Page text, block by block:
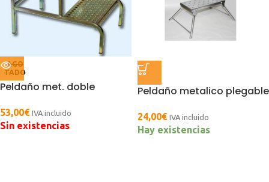
AGO
TADO
Peldaño met. doble
53,00€ IVA incluido
Sin existencias
Peldaño metalico plegable
24,00€ IVA incluido
Hay existencias